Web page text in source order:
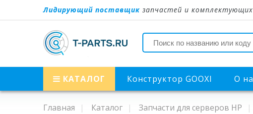
Лидирующий поставщик запчастей и комплектующих
КАТАЛОГ Конструктор GOOXI О
Главная Каталог Запчасти для серверов HP